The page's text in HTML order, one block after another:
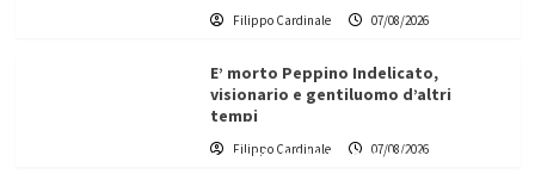
Filippo Cardinale 07/08/2026
E’ morto Peppino Indelicato,
visionario e gentiluomo d’altri
tempi
Filippo Cardinale 07/08/2026
L’ingegnere saccense Buscarnera partner chiave
di un progetto transnazionale per la transizione